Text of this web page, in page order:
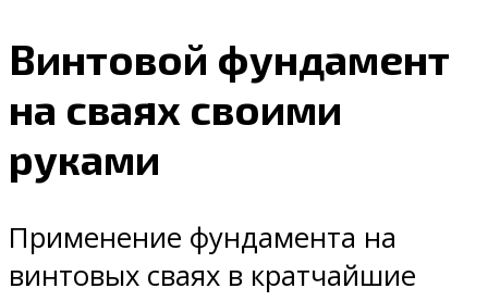
Винтовой фундамент
на сваях своими
руками
Применение фундамента на
винтовых сваях в кратчайшие